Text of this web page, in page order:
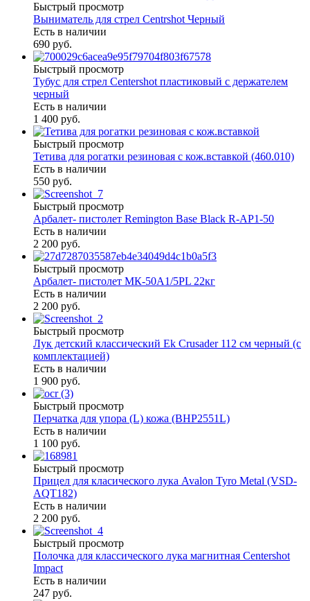
Быстрый просмотр
Выниматель для стрел Centrshot Черный
Есть в наличии
690 руб.
Быстрый просмотр
Тубус для стрел Centershot пластиковый с держателем
черный
Есть в наличии
1 400 руб.
Быстрый просмотр
Тетива для рогатки резиновая с кож.вставкой (460.010)
Есть в наличии
550 руб.
Быстрый просмотр
Арбалет- пистолет Remington Base Black R-AP1-50
Есть в наличии
2 200 руб.
Быстрый просмотр
Арбалет- пистолет МК-50A1/5PL 22кг
Есть в наличии
2 200 руб.
Быстрый просмотр
Лук детский классический Ek Crusader 112 см черный (с
комплектацией)
Есть в наличии
1 900 руб.
Быстрый просмотр
Перчатка для упора (L) кожа (BHP2551L)
Есть в наличии
1 100 руб.
Быстрый просмотр
Прицел для класического лука Avalon Tyro Metal (VSD-
AQT182)
Есть в наличии
2 200 руб.
Быстрый просмотр
Полочка для классического лука магнитная Centershot
Impact
Есть в наличии
247 руб.